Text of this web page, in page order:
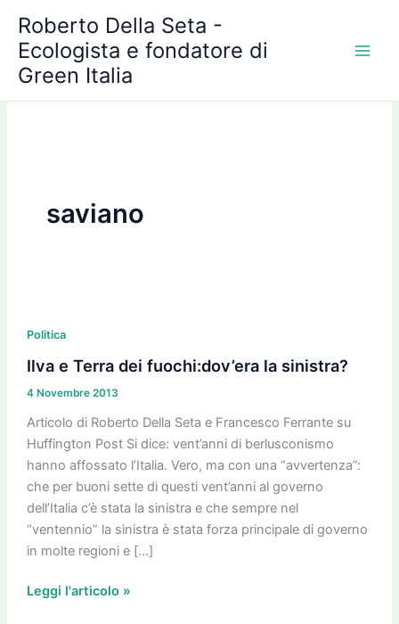
contenuto
Roberto Della Seta -
Ecologista e fondatore di
Green Italia
saviano
Politica
Ilva e Terra dei fuochi:dov’era la sinistra?
4 Novembre 2013
Articolo di Roberto Della Seta e Francesco Ferrante su
Huffington Post Si dice: vent’anni di berlusconismo
hanno affossato l’Italia. Vero, ma con una “avvertenza”:
che per buoni sette di questi vent’anni al governo
dell’Italia c’è stata la sinistra e che sempre nel
“ventennio” la sinistra è stata forza principale di governo
in molte regioni e […]
e
Terra
fuochi:dov’era
la
sinistra?
Leggi l'articolo »
r
c
h